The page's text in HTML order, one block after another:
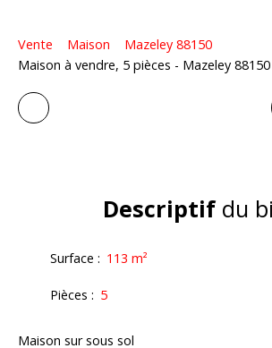
Vente Maison
Mazeley 88150
Maison à vendre, 5 pièces - Mazeley 88150
Descriptifdu
Surface : 113 m²
Pièces : 5
Maison sur sous sol